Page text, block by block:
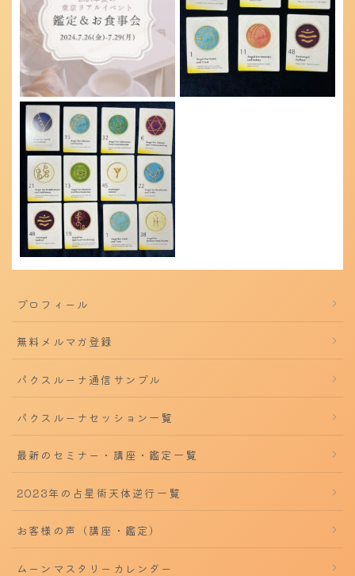
プロフィール
無料メルマガ登録
パクスルーナ通信サンプル
パクスルーナセッション一覧
最新のセミナー・講座・鑑定一覧
2023年の占星術天体逆行一覧
お客様の声（講座・鑑定）
ムーンマスタリーカレンダー